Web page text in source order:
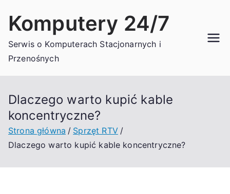
Komputery 24/7
Serwis o Komputerach Stacjonarnych i
Przenośnych
Dlaczego warto kupić kable
koncentryczne?
Strona główna
Sprzęt RTV
Dlaczego warto kupić kable koncentryczne?